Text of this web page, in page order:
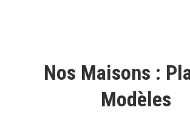
Nos Maisons :
Modèles